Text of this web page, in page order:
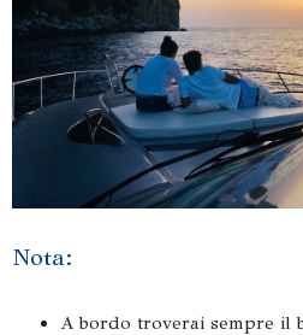
Nota:
A bordo troverai sempre il